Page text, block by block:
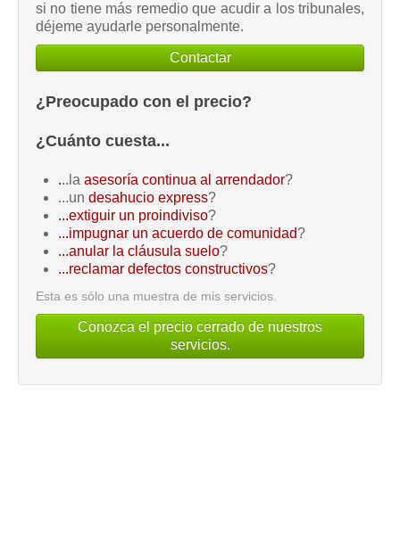
si no tiene más remedio que acudir a los tribunales,
déjeme ayudarle personalmente.
Contactar
¿Preocupado con el precio?
¿Cuánto cuesta...
...la asesoría continua al arrendador?
...un desahucio express?
...extiguir un proindiviso?
...impugnar un acuerdo de comunidad?
...anular la cláusula suelo?
...reclamar defectos constructivos?
Esta es sólo una muestra de mis servicios.
Conozca el precio cerrado de nuestros
servicios.